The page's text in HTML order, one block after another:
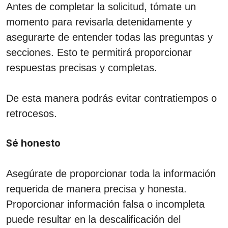
Antes de completar la solicitud, tómate un
momento para revisarla detenidamente y
asegurarte de entender todas las preguntas y
secciones. Esto te permitirá proporcionar
respuestas precisas y completas.
De esta manera podrás evitar contratiempos o
retrocesos.
Sé honesto
Asegúrate de proporcionar toda la información
requerida de manera precisa y honesta.
Proporcionar información falsa o incompleta
puede resultar en la descalificación del